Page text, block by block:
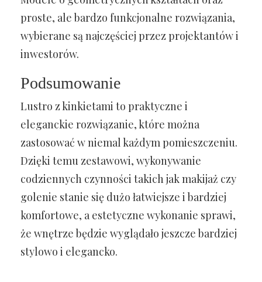
proste, ale bardzo funkcjonalne rozwiązania,
wybierane są najczęściej przez projektantów i
inwestorów.
Podsumowanie
Lustro z kinkietami to praktyczne i
eleganckie rozwiązanie, które można
zastosować w niemal każdym pomieszczeniu.
Dzięki temu zestawowi, wykonywanie
codziennych czynności takich jak makijaż czy
golenie stanie się dużo łatwiejsze i bardziej
komfortowe, a estetyczne wykonanie sprawi,
że wnętrze będzie wyglądało jeszcze bardziej
stylowo i elegancko.